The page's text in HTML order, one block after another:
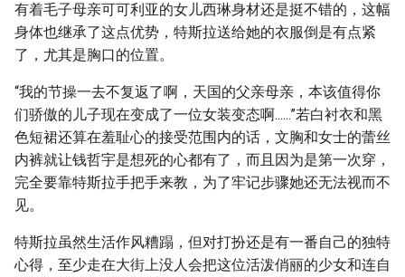
有着毛子母亲可可利亚的女儿西琳身材还是挺不错的，这幅
身体也继承了这点优势，特斯拉送给她的衣服倒是有点紧
了，尤其是胸口的位置。
“我的节操一去不复返了啊，天国的父亲母亲，本该值得你
们骄傲的儿子现在变成了一位女装变态啊......”若白衬衣和黑
色短裙还算在羞耻心的接受范围内的话，文胸和女士的蕾丝
内裤就让钱哲宇是想死的心都有了，而且因为是第一次穿，
完全要靠特斯拉手把手来教，为了牢记步骤她还无法视而不
见。
特斯拉虽然生活作风糟蹋，但对打扮还是有一番自己的独特
心得，至少走在大街上没人会把这位活泼俏丽的少女和连自